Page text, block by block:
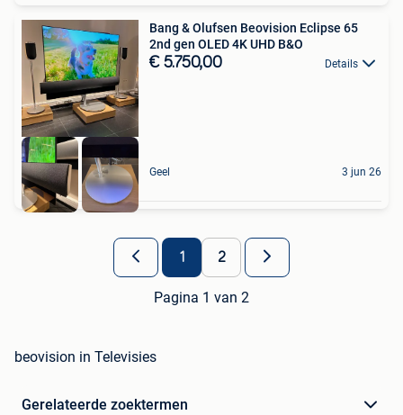
Bang & Olufsen Beovision Eclipse 65
2nd gen OLED 4K UHD B&O
€ 5.750,00 Details
Geel 3 jun 26
1 2
Pagina 1 van 2
beovision in Televisies
Gerelateerde zoektermen